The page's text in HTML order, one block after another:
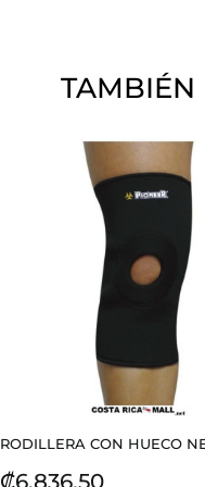
TAMBIÉN
RODILLERA CON HUECO
Precio
₡6.836,50